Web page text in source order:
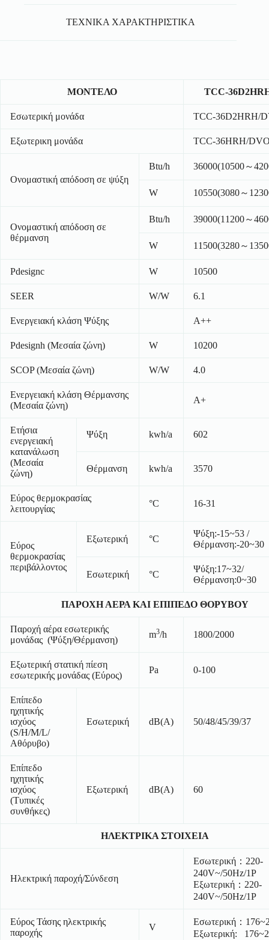
ΤΕΧΝΙΚΑ ΧΑΡΑΚΤΗΡΙΣΤΙΚΑ
ΜΟΝΤΕΛΟ TCC-
Εσωτερική μονάδα TCC-36D2HRH/
Εξωτερικη μονάδα TCC-36HRH/
Ονομαστική απόδοση σε ψύξη
Btu/h 36000(10500～
W 10550(3080～
Ονομαστική απόδοση σε
θέρμανση
Btu/h 39000(11200～
W 11500(3280～
Pdesignc W 10500
SEER W/W 6.1
Ενεργειακή κλάση Ψύξης A++
Pdesignh (Μεσαία ζώνη) W 10200
SCOP (Μεσαία ζώνη) W/W 4.0
Ενεργειακή κλάση Θέρμανσης
(Μεσαία ζώνη)
A+
Ετήσια
ενεργειακή
κατανάλωση
(Μεσαία
ζώνη)
Ψύξη kwh/a 602
Θέρμανση kwh/a 3570
Εύρος θερμοκρασίας
λειτουργίας
°C 16-31
Εύρος
θερμοκρασίας
περιβάλλοντος
Εξωτερική °C
Ψύξη:-15~53 /
Θέρμανση:-20~30
Εσωτερική °C
Ψύξη:17~32/
Θέρμανση:0~30
ΠΑΡΟΧΗ ΑΕΡΑ ΚΑΙ ΕΠΙΠΕΔΟ ΘΟΡΥΒΟΥ
Παροχή αέρα εσωτερικής
μονάδας (Ψύξη/Θέρμανση)
m3/h 1800/2000
Εξωτερική στατική πίεση
εσωτερικής μονάδας (Εύρος)
Pa 0-100
Επίπεδο
ηχητικής
ισχύος
(S/H/M/L/
Αθόρυβο)
Εσωτερική dB(A) 50/48/45/39/37
Επίπεδο
ηχητικής
ισχύος
(Τυπικές
συνθήκες)
Εξωτερική dB(A) 60
ΗΛΕΚΤΡΙΚΑ ΣΤΟΙΧΕΙΑ
Ηλεκτρική παροχή/Σύνδεση
Εσωτερική：220-
240V~/50Hz/1P
Εξωτερική：220-
240V~/50Hz/1P
Εύρος Τάσης ηλεκτρικής
παροχής
V
Εσωτερική：
Εξωτερική: